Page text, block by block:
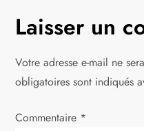
Laisser un
Votre adresse e-mail ne
obligatoires sont indiqués
Commentaire *